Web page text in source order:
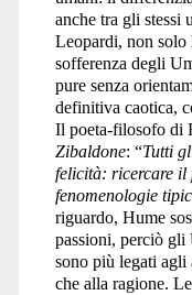
anche tra gli stessi
Leopardi, non solo
sofferenza degli
pure senza
definitiva caotica,
Il poeta-filosofo di
Zibaldone: “Tutti
felicità: ricercare il
fenomenologie
riguardo, Hume
passioni, perciò gli
sono più legati agli
che alla ragione.